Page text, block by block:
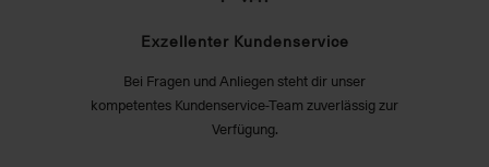
Exzellenter Kundenservice
Bei Fragen und Anliegen steht dir unser
kompetentes Kundenservice-Team zuverlässig zur
Verfügung.